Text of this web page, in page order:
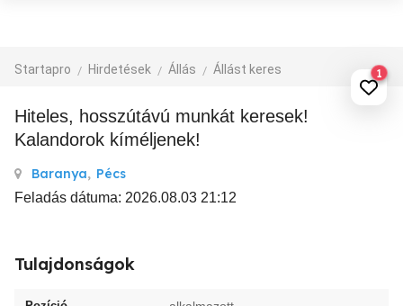
Startapro Hirdetések Állás Állást keres 1
Hiteles, hosszútávú munkát keresek!
Kalandorok kíméljenek!
Baranya, Pécs
Feladás dátuma: 2026.08.03 21:12
Tulajdonságok